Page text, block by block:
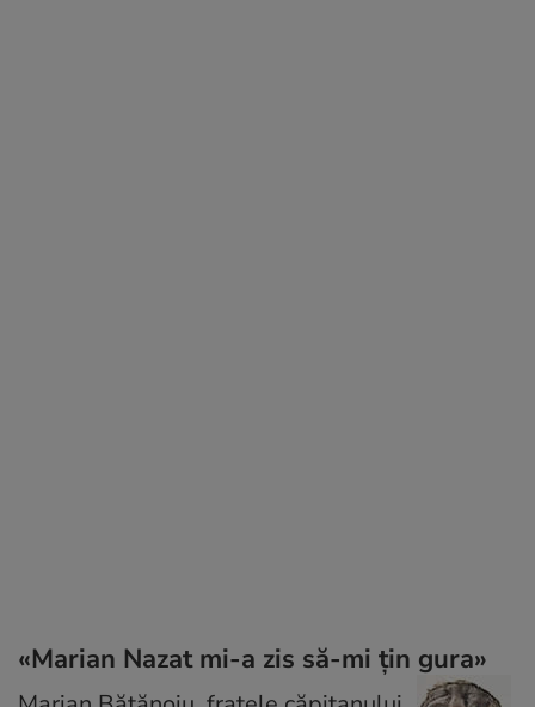
«Marian Nazat mi-a zis să-mi ţin gura»